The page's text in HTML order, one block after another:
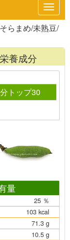
らまめ/未熟豆/
養成分
トップ30
量
25 ％
103 kcal
71.3 g
10.5 g